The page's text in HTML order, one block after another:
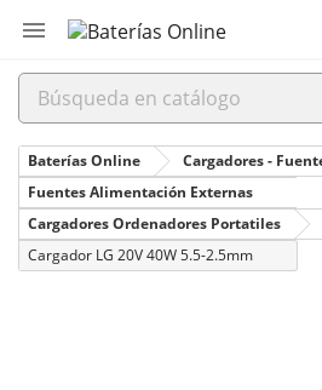

Baterías Online
Cargadores -
Fuentes Alimentación Externas
Cargadores Ordenadores Portatiles
Cargador LG 20V 40W 5.5-2.5mm